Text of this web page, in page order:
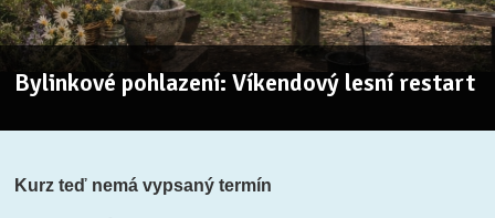
Bylinkové pohlazení: Víkendový lesní restart
Kurz teď nemá vypsaný termín